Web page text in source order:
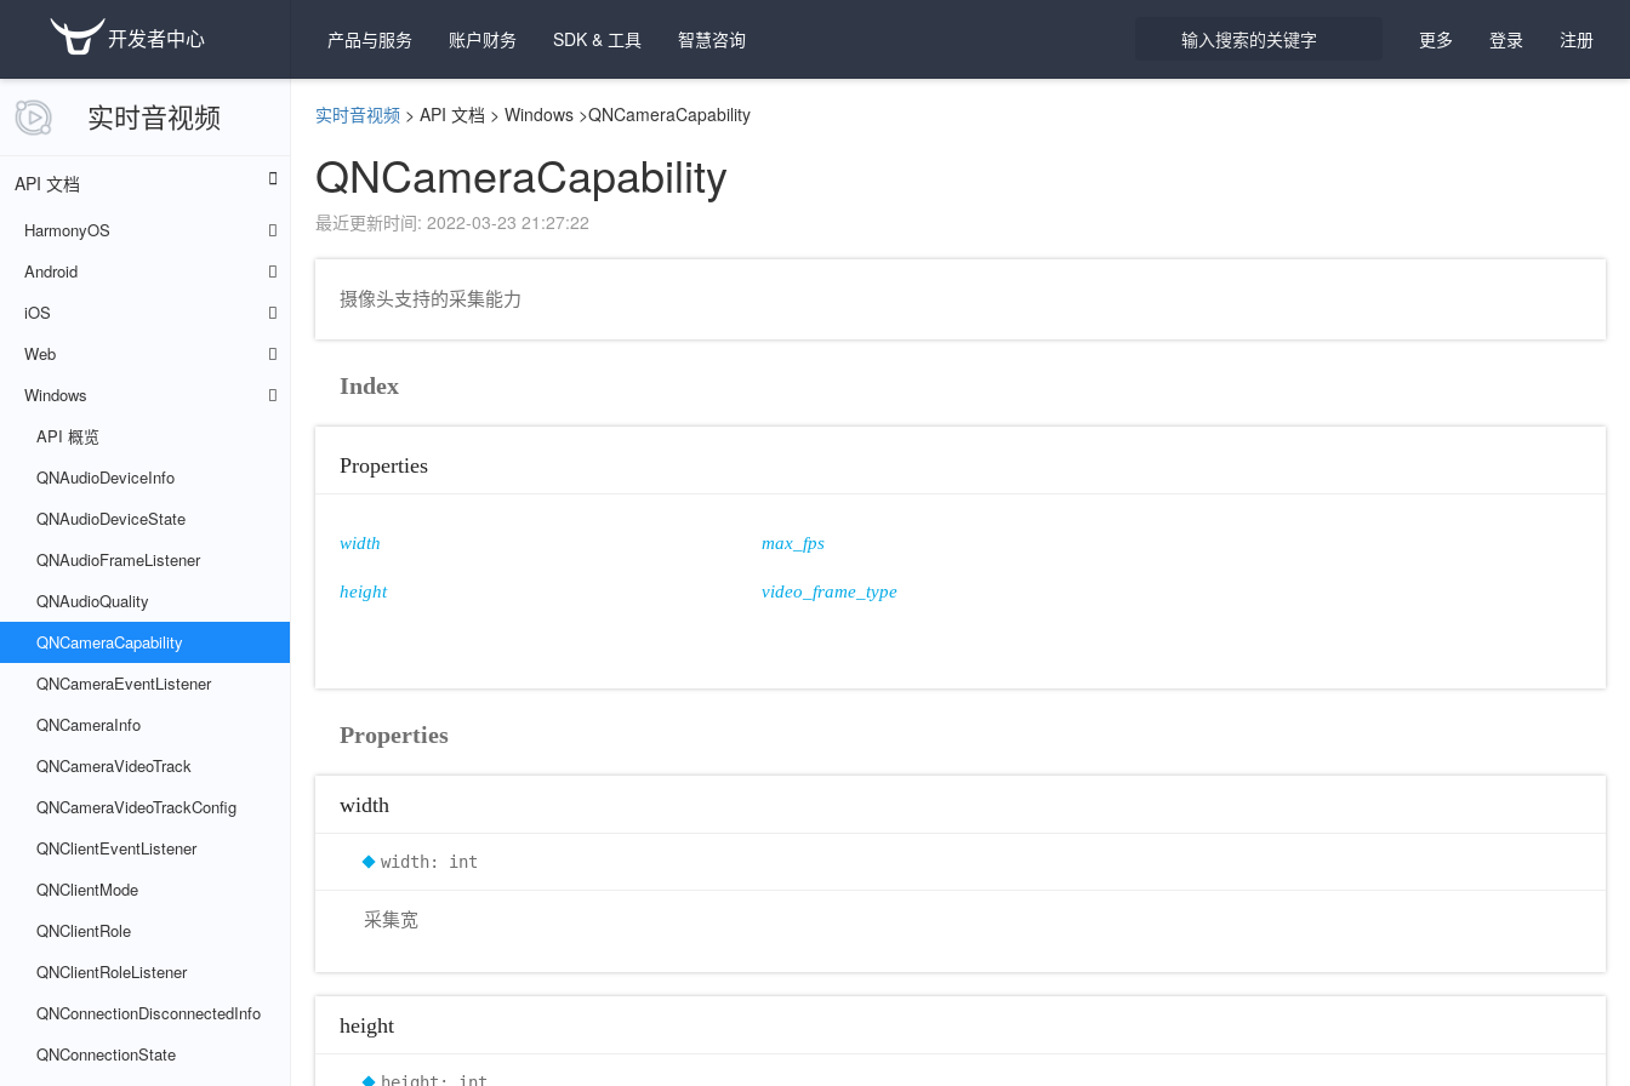
开发者中心 产品与服务 账户财务 SDK & 工具 智慧咨询 更多 登录 注册
实时音视频
API 文档
HarmonyOS
Android
iOS
Web
Windows
API 概览
QNAudioDeviceInfo
QNAudioDeviceState
QNAudioFrameListener
QNAudioQuality
QNCameraCapability
QNCameraEventListener
QNCameraInfo
QNCameraVideoTrack
QNCameraVideoTrackConfig
QNClientEventListener
QNClientMode
QNClientRole
QNClientRoleListener
QNConnectionDisconnectedInfo
QNConnectionState
实时音视频 > API 文档 > Windows >QNCameraCapability
QNCameraCapability
最近更新时间: 2022-03-23 21:27:22
摄像头支持的采集能力
Index
Properties
width
height
max_fps
video_frame_type
Properties
width
width: int
采集宽
height